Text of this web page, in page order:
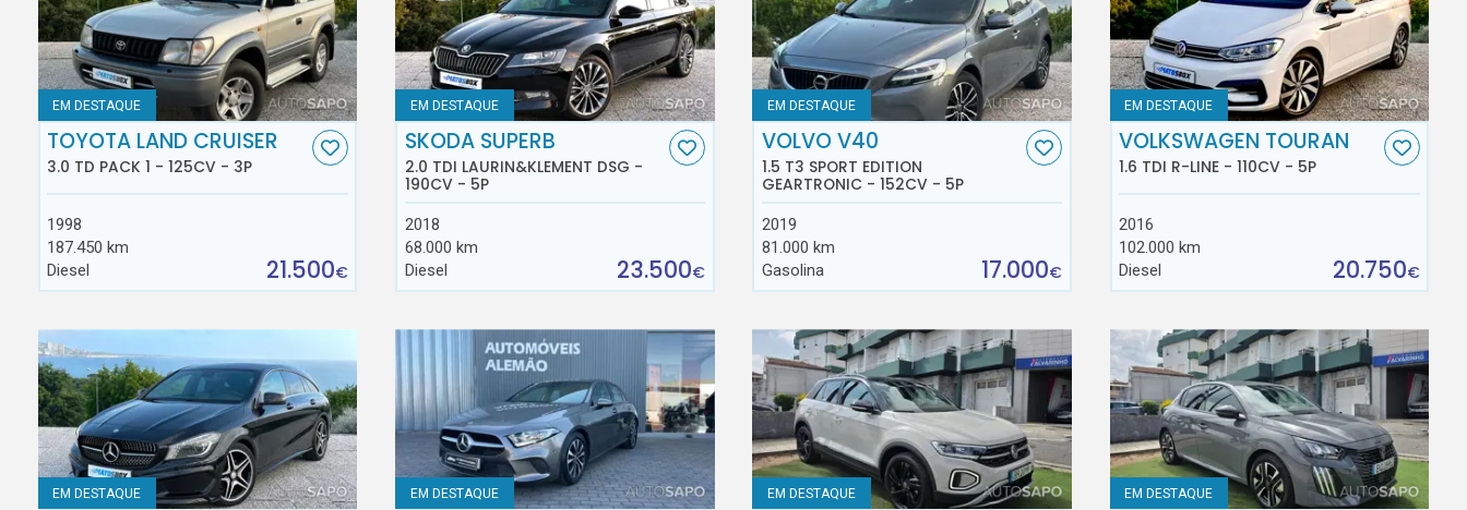
EM DESTAQUE
TOYOTA LAND CRUISER
3.0 TD PACK 1 - 125CV - 3P
1998
187.450 km
Diesel
21.500€
EM DESTAQUE
SKODA SUPERB
2.0 TDI LAURIN&KLEMENT DSG -
190CV - 5P
2018
68.000 km
Diesel
23.500€
EM DESTAQUE
VOLVO V40
1.5 T3 SPORT EDITION
GEARTRONIC - 152CV - 5P
2019
81.000 km
Gasolina
17.000€
EM DESTAQUE
VOLKSWAGEN TOURAN
1.6 TDI R-LINE - 110CV - 5P
2016
102.000 km
Diesel
20.750€
EM DESTAQUE EM DESTAQUE EM DESTAQUE EM DESTAQUE